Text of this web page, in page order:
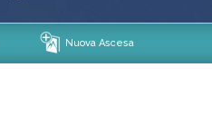
Nuova Ascesa